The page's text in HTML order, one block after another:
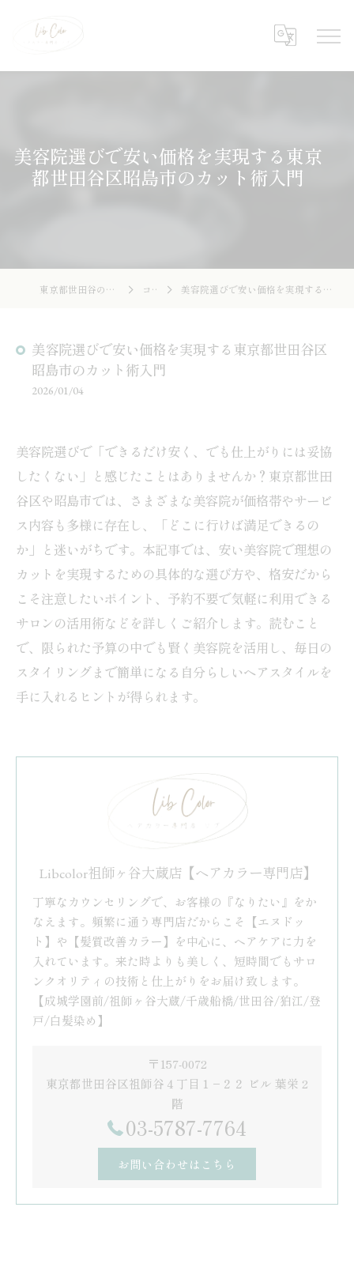
美容院選びで安い価格を実現する東京
都世田谷区昭島市のカット術入門
東京都世田谷の美容院ならLibcolor コラム 美容院選びで安い価格を実現する東京都世田谷区昭島市のカット術入門
美容院選びで安い価格を実現する東京都世田谷区
昭島市のカット術入門
2026/01/04
美容院選びで「できるだけ安く、でも仕上がりには妥協
したくない」と感じたことはありませんか？東京都世田
谷区や昭島市では、さまざまな美容院が価格帯やサービ
ス内容も多様に存在し、「どこに行けば満足できるの
か」と迷いがちです。本記事では、安い美容院で理想の
カットを実現するための具体的な選び方や、格安だから
こそ注意したいポイント、予約不要で気軽に利用できる
サロンの活用術などを詳しくご紹介します。読むこと
で、限られた予算の中でも賢く美容院を活用し、毎日の
スタイリングまで簡単になる自分らしいヘアスタイルを
手に入れるヒントが得られます。
Libcolor祖師ヶ谷大蔵店【ヘアカラー専門店】
丁寧なカウンセリングで、お客様の『なりたい』をか
なえます。頻繁に通う専門店だからこそ【エヌドッ
ト】や【髪質改善カラー】を中心に、ヘアケアに力を
入れています。来た時よりも美しく、短時間でもサロ
ンクオリティの技術と仕上がりをお届け致します。
【成城学園前/祖師ヶ谷大蔵/千歳船橋/世田谷/狛江/登
戸/白髪染め】
〒157-0072
東京都世田谷区祖師谷４丁目１−２２ ビル 葉栄 2
階
03-5787-7764
お問い合わせはこちら